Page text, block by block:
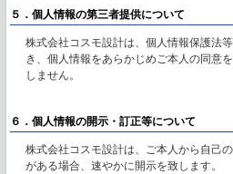
５．個人情報の第三者提供について
株式会社コスモ設計は、個人情報保護法
き、個人情報をあらかじめご本人の同意
しません。
６．個人情報の開示・訂正等について
株式会社コスモ設計は、ご本人から自己
がある場合、速やかに開示を致します。